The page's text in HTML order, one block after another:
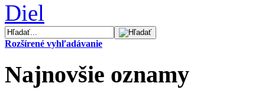
Rozšírené vyhľadávanie
Najnovšie oznamy